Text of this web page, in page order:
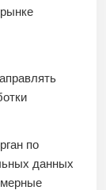
по
данных